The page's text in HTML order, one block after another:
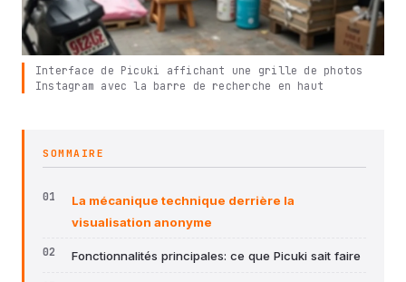
Interface de Picuki affichant une grille de photos
Instagram avec la barre de recherche en haut
SOMMAIRE
La mécanique technique derrière la
visualisation anonyme
Fonctionnalités principales: ce que Picuki sait faire